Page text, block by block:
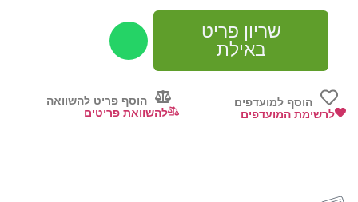
שריון פריט
באילת
הוסף למועדפים
לרשימת המועדפים
הוסף פריט להשוואה
להשוואת פריטים